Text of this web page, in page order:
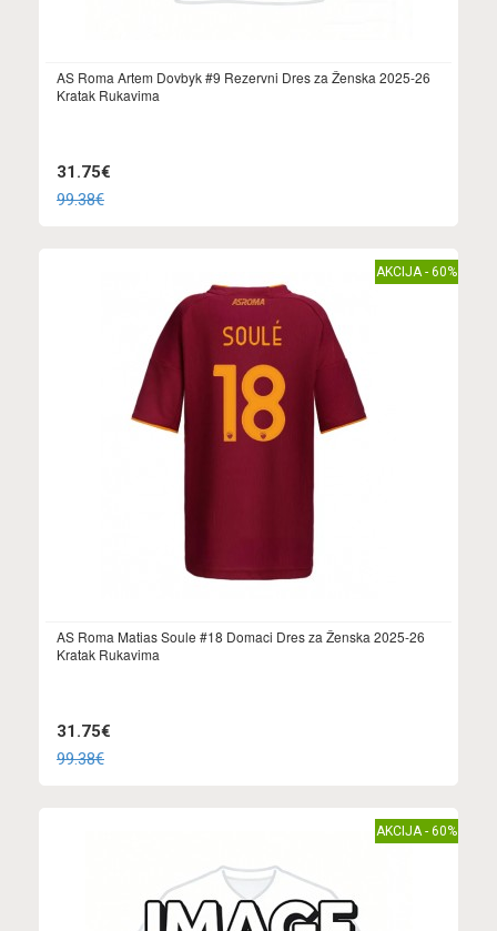
AS Roma Artem Dovbyk #9 Rezervni Dres za Ženska 2025-26
Kratak Rukavima
31.75€
99.38€
AKCIJA - 60%
AS Roma Matias Soule #18 Domaci Dres za Ženska 2025-26
Kratak Rukavima
31.75€
99.38€
AKCIJA - 60%